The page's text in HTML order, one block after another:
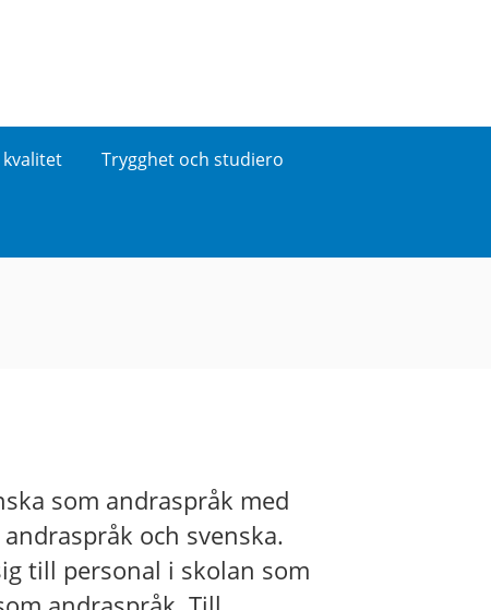
Trygghet och studiero
som andraspråk med
och svenska.
till personal i skolan som